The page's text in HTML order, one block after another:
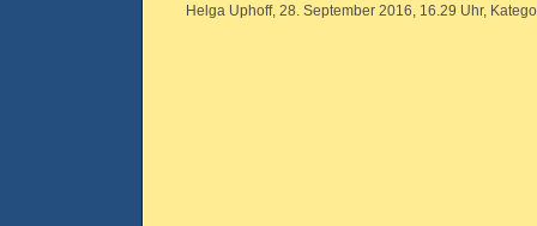
Helga Uphoff, 28. September 2016, 16.29 Uhr,